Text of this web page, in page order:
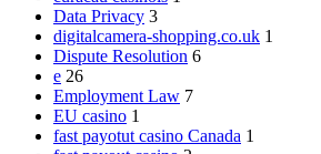
Data Privacy 3
digitalcamera-shopping.co.uk 1
Dispute Resolution 6
e 26
Employment Law 7
EU casino 1
fast payotut casino Canada 1